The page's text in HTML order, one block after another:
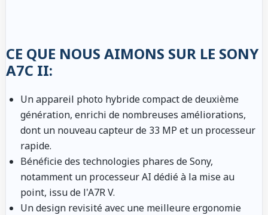
CE QUE NOUS AIMONS SUR LE SONY
A7C II:
Un appareil photo hybride compact de deuxième
génération, enrichi de nombreuses améliorations,
dont un nouveau capteur de 33 MP et un processeur
rapide.
Bénéficie des technologies phares de Sony,
notamment un processeur AI dédié à la mise au
point, issu de l'A7R V.
Un design revisité avec une meilleure ergonomie